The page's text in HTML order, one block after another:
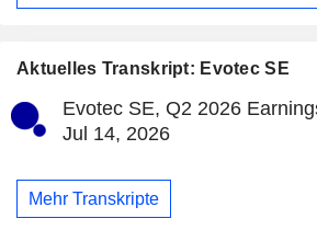
Aktuelles Transkript: Evotec SE
Evotec SE, Q2 2026
Jul 14, 2026
Mehr Transkripte